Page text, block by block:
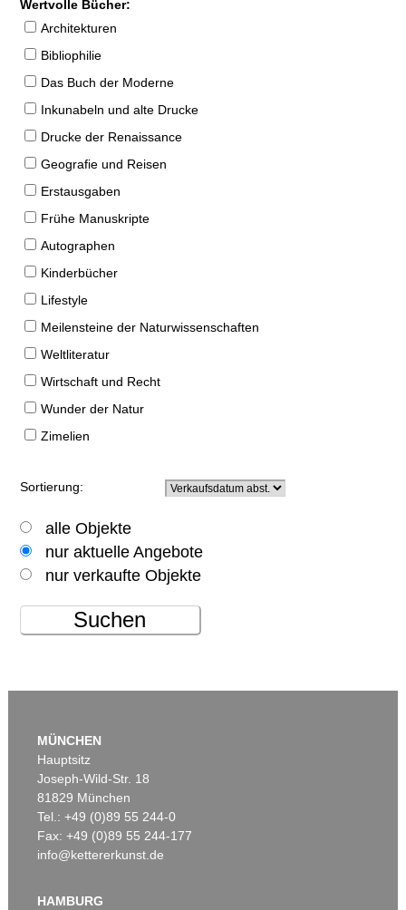
Wertvolle Bücher:
Architekturen
Bibliophilie
Das Buch der Moderne
Inkunabeln und alte Drucke
Drucke der Renaissance
Geografie und Reisen
Erstausgaben
Frühe Manuskripte
Autographen
Kinderbücher
Lifestyle
Meilensteine der Naturwissenschaften
Weltliteratur
Wirtschaft und Recht
Wunder der Natur
Zimelien
Sortierung:
alle Objekte
nur aktuelle Angebote
nur verkaufte Objekte
Suchen
MÜNCHEN
Hauptsitz
Joseph-Wild-Str. 18
81829 München
Tel.: +49 (0)89 55 244-0
Fax: +49 (0)89 55 244-177
info@kettererkunst.de
HAMBURG